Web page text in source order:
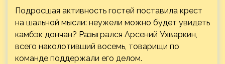
Подросшая активность гостей поставила крест
на шальной мысли: неужели можно будет увидеть
камбэк дончан? Разыгрался Арсений Ухваркин,
всего наколотивший восемь, товарищи по
команде поддержали его делом.